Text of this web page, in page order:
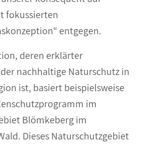
fokussierten
entgegen.
deren erklärter
nachhaltige Naturschutz in
ist, basiert beispielsweise
im
Blömkeberg im
Dieses Naturschutzgebiet